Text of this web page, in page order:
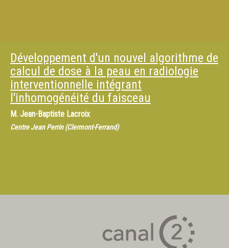
Développement d'un nouvel algorithme de
calcul de dose à la peau en radiologie
interventionnelle intégrant
l'inhomogénéité du faisceau
M. Jean-Baptiste Lacroix
Centre Jean Perrin (Clermont-Ferrand)